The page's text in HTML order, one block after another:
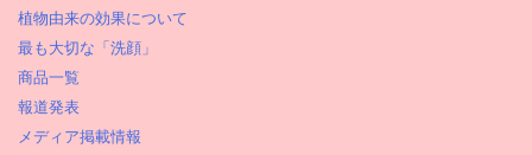
植物由来の効果について
最も大切な「洗顔」
商品一覧
報道発表
メディア掲載情報